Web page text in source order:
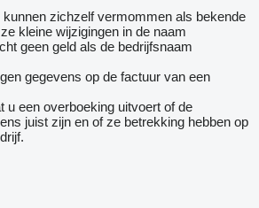
kunnen zichzelf vermommen als bekende
kleine wijzigingen in de naam
geen geld als de bedrijfsnaam
gegevens op de factuur van een
u een overboeking uitvoert of de
juist zijn en of ze betrekking hebben op